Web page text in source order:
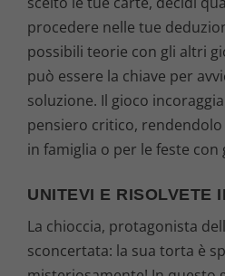
procedere nelle tue
possibili teorie con gli altri
può essere la chiave per
soluzione. Il gioco
pensiero critico,
in famiglia o per le feste con
UNITEVI E RISOLVETE
La chioccia, protagonista
sconcertata: la sua torta è